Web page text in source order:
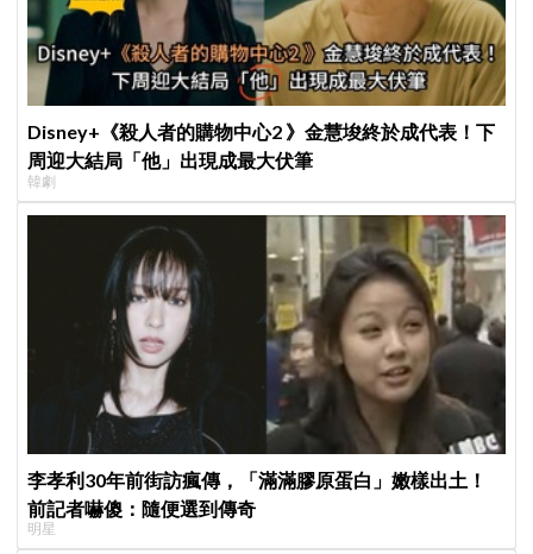
Disney+《殺人者的購物中心2 》金慧埈終於成代表！下
周迎大結局「他」出現成最大伏筆
韓劇
李孝利30年前街訪瘋傳，「滿滿膠原蛋白」嫩樣出土！
前記者嚇傻：隨便選到傳奇
明星